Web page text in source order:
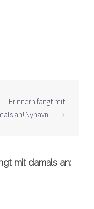
Erinnern fängt mit
an! Nyhavn ⟶
mit damals an: